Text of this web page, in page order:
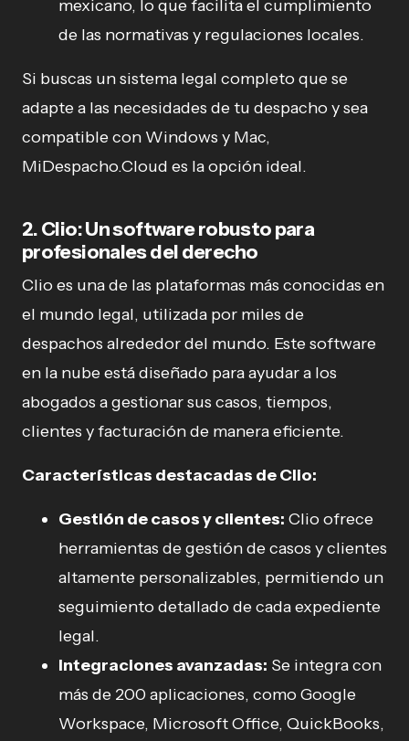
mexicano, lo que facilita el cumplimiento
de las normativas y regulaciones locales.
Si buscas un sistema legal completo que se
adapte a las necesidades de tu despacho y sea
compatible con Windows y Mac,
MiDespacho.Cloud es la opción ideal.
2. Clio: Un software robusto para
profesionales del derecho
Clio es una de las plataformas más conocidas en
el mundo legal, utilizada por miles de
despachos alrededor del mundo. Este software
en la nube está diseñado para ayudar a los
abogados a gestionar sus casos, tiempos,
clientes y facturación de manera eficiente.
Características destacadas de Clio:
Gestión de casos y clientes: Clio ofrece
herramientas de gestión de casos y clientes
altamente personalizables, permitiendo un
seguimiento detallado de cada expediente
legal.
Integraciones avanzadas: Se integra con
más de 200 aplicaciones, como Google
Workspace, Microsoft Office, QuickBooks,